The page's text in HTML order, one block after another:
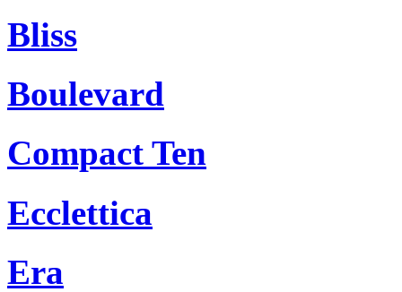
Bliss
Boulevard
Compact Ten
Ecclettica
Era